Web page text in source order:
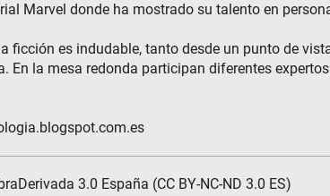
Marvel donde ha mostrado su talento en
ficción es indudable, tanto desde un punto de
En la mesa redonda participan diferentes
3.0 España (CC BY-NC-ND 3.0 ES)